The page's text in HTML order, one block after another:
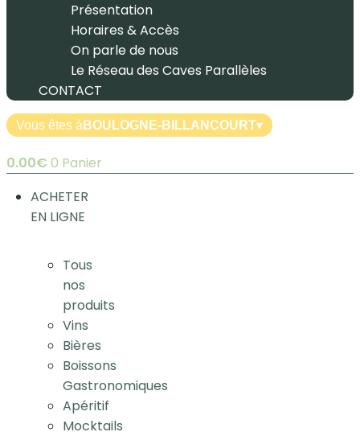
Présentation
Horaires & Accès
On parle de nous
Le Réseau des Caves Parallèles
CONTACT
Vous êtes à BOULOGNE-BILLANCOURT▾
0.00€ 0 Panier
ACHETER
EN LIGNE
Tous
nos
produits
Vins
Bières
Boissons
Gastronomiques
Apéritif
Mocktails